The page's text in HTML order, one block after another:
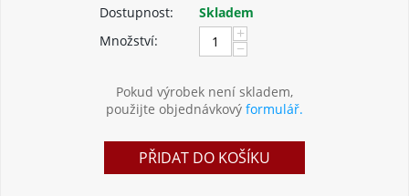
Dostupnost:
Skladem
Množství:
+
−
Pokud výrobek není skladem,
použijte objednávkový formulář.
PŘIDAT DO KOŠÍKU